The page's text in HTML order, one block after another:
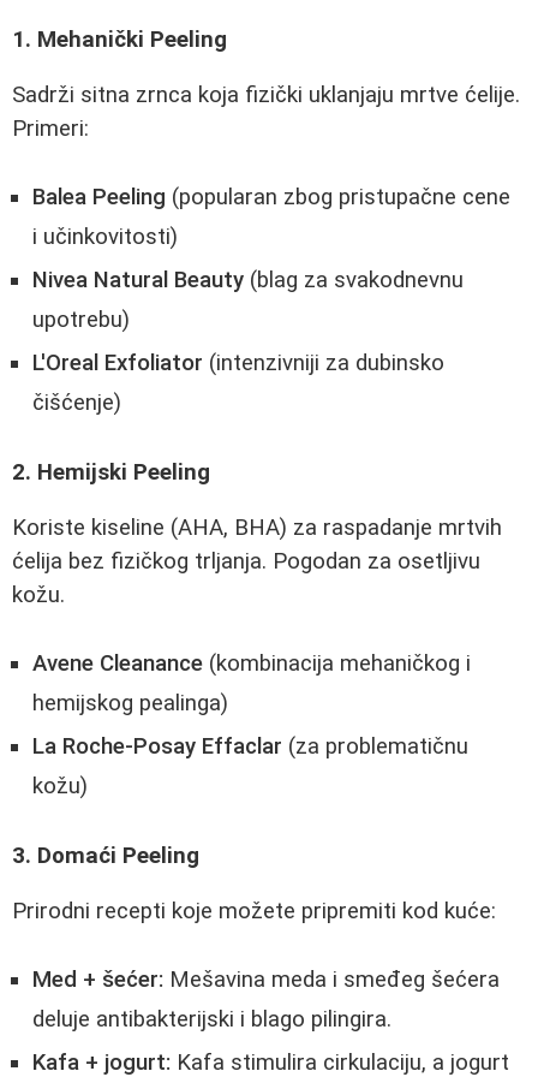
1. Mehanički Peeling
Sadrži sitna zrnca koja fizički uklanjaju mrtve ćelije.
Primeri:
Balea Peeling (popularan zbog pristupačne cene
i učinkovitosti)
Nivea Natural Beauty (blag za svakodnevnu
upotrebu)
L'Oreal Exfoliator (intenzivniji za dubinsko
čišćenje)
2. Hemijski Peeling
Koriste kiseline (AHA, BHA) za raspadanje mrtvih
ćelija bez fizičkog trljanja. Pogodan za osetljivu
kožu.
Avene Cleanance (kombinacija mehaničkog i
hemijskog pealinga)
La Roche-Posay Effaclar (za problematičnu
kožu)
3. Domaći Peeling
Prirodni recepti koje možete pripremiti kod kuće:
Med + šećer: Mešavina meda i smeđeg šećera
deluje antibakterijski i blago pilingira.
Kafa + jogurt: Kafa stimulira cirkulaciju, a jogurt